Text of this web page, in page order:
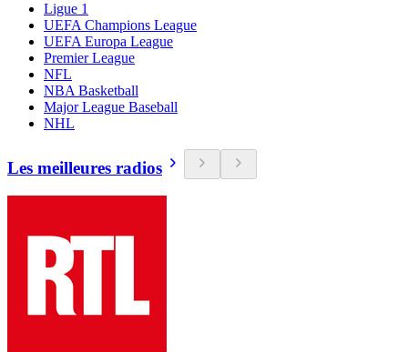
Ligue 1
UEFA Champions League
UEFA Europa League
Premier League
NFL
NBA Basketball
Major League Baseball
NHL
Les meilleures radios